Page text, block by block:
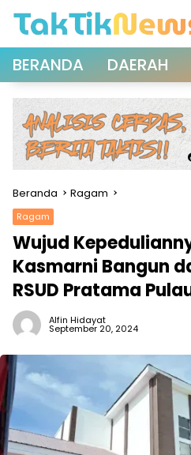
BERANDA DAERAH
Beranda Ragam
Ragam
Wujud
Kasmarni Bangun
RSUD Pratama
Alfin Hidayat
September 20, 2024